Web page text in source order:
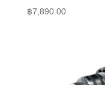
฿7,890.00